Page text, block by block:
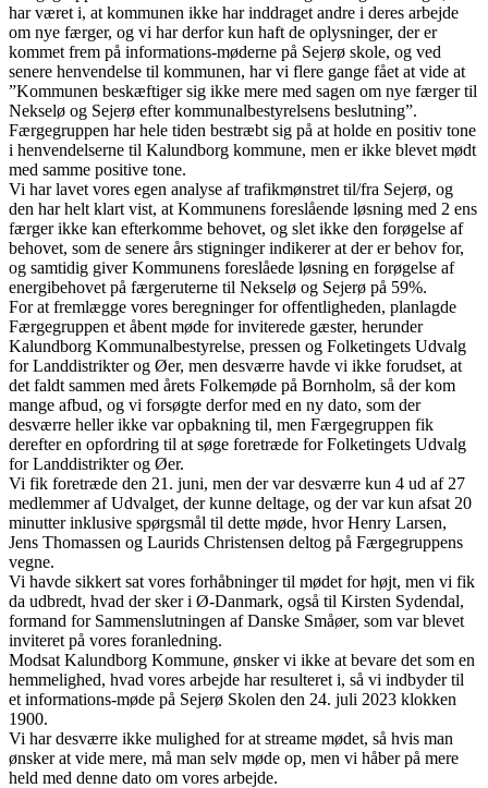
har været i, at kommunen ikke har inddraget andre i deres arbejde
om nye færger, og vi har derfor kun haft de oplysninger, der er
kommet frem på informations-møderne på Sejerø skole, og ved
senere henvendelse til kommunen, har vi flere gange fået at vide at
”Kommunen beskæftiger sig ikke mere med sagen om nye færger til
Nekselø og Sejerø efter kommunalbestyrelsens beslutning”.
Færgegruppen har hele tiden bestræbt sig på at holde en positiv tone
i henvendelserne til Kalundborg kommune, men er ikke blevet mødt
med samme positive tone.
Vi har lavet vores egen analyse af trafikmønstret til/fra Sejerø, og
den har helt klart vist, at Kommunens foreslående løsning med 2 ens
færger ikke kan efterkomme behovet, og slet ikke den forøgelse af
behovet, som de senere års stigninger indikerer at der er behov for,
og samtidig giver Kommunens foreslåede løsning en forøgelse af
energibehovet på færgeruterne til Nekselø og Sejerø på 59%.
For at fremlægge vores beregninger for offentligheden, planlagde
Færgegruppen et åbent møde for inviterede gæster, herunder
Kalundborg Kommunalbestyrelse, pressen og Folketingets Udvalg
for Landdistrikter og Øer, men desværre havde vi ikke forudset, at
det faldt sammen med årets Folkemøde på Bornholm, så der kom
mange afbud, og vi forsøgte derfor med en ny dato, som der
desværre heller ikke var opbakning til, men Færgegruppen fik
derefter en opfordring til at søge foretræde for Folketingets Udvalg
for Landdistrikter og Øer.
Vi fik foretræde den 21. juni, men der var desværre kun 4 ud af 27
medlemmer af Udvalget, der kunne deltage, og der var kun afsat 20
minutter inklusive spørgsmål til dette møde, hvor Henry Larsen,
Jens Thomassen og Laurids Christensen deltog på Færgegruppens
vegne.
Vi havde sikkert sat vores forhåbninger til mødet for højt, men vi fik
da udbredt, hvad der sker i Ø-Danmark, også til Kirsten Sydendal,
formand for Sammenslutningen af Danske Småøer, som var blevet
inviteret på vores foranledning.
Modsat Kalundborg Kommune, ønsker vi ikke at bevare det som en
hemmelighed, hvad vores arbejde har resulteret i, så vi indbyder til
et informations-møde på Sejerø Skolen den 24. juli 2023 klokken
1900.
Vi har desværre ikke mulighed for at streame mødet, så hvis man
ønsker at vide mere, må man selv møde op, men vi håber på mere
held med denne dato om vores arbejde.